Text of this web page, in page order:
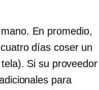
En promedio,
días coser un
Si su proveedor
para